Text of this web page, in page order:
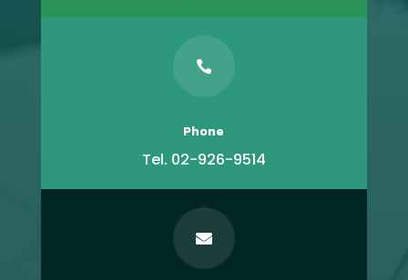

Phone
Tel. 02-926-9514
